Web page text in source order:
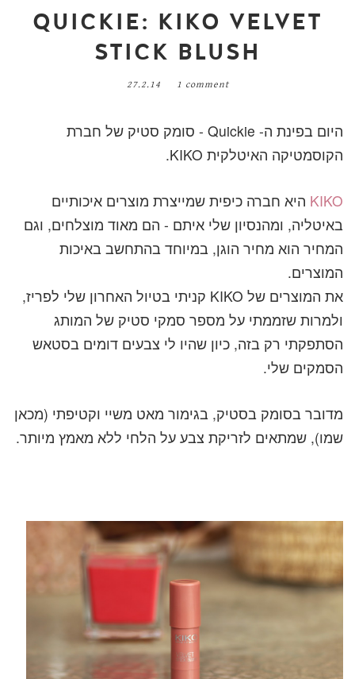
QUICKIE: KIKO VELVET
STICK BLUSH
27.2.14 1 comment
היום בפינת ה- Quickie - סומק סטיק של חברת
הקוסמטיקה האיטלקית KIKO.
KIKO היא חברה כיפית שמייצרת מוצרים איכותיים
באיטליה, ומהנסיון שלי איתם - הם מאוד מוצלחים, וגם
המחיר הוא מחיר הוגן, במיוחד בהתחשב באיכות
המוצרים.
את המוצרים של KIKO קניתי בטיול האחרון שלי לפריז,
ולמרות שזממתי על מספר סמקי סטיק של המותג
הסתפקתי רק בזה, כיון שהיו לי צבעים דומים בסטאש
הסמקים שלי.
מדובר בסומק בסטיק, בגימור מאט משיי וקטיפתי (מכאן
שמו), שמתאים לזריקת צבע על הלחי ללא מאמץ מיותר.